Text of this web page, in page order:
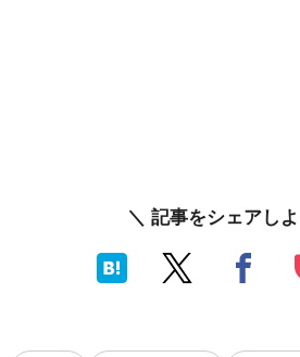
＼ 記事をシェアし